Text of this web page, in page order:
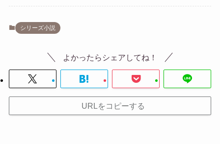
シリーズ小説
よかったらシェアしてね！
URLをコピーする